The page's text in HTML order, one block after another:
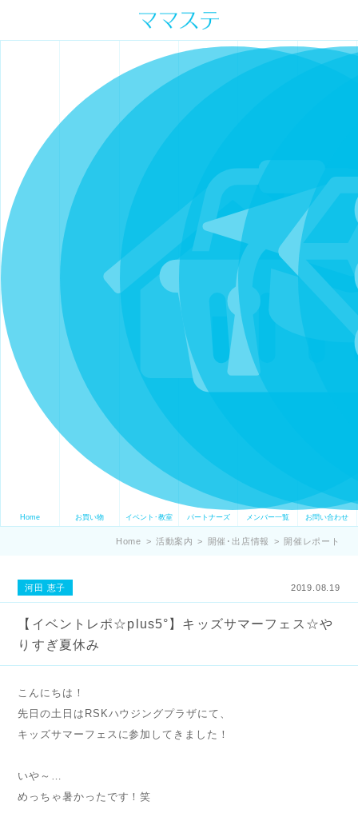
ママの才能発信します。 手づくり
表現ステージ ママステ スキル・セ
ンスを表現したいママが集まって
ます。
Home お買い物 イベント･教室 パートナーズ メンバー一覧 お問い合わせ
Home > 活動案内 > 開催･出店情報 > 開催レポート
河田 恵子 2019.08.19
【イベントレポ☆plus5°】キッズサマーフェス☆や
りすぎ夏休み
こんにちは！
先日の土日はRSKハウジングプラザにて、
キッズサマーフェスに参加してきました！
いや～…
めっちゃ暑かったです！笑